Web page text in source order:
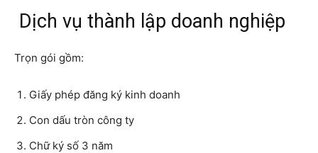
Dịch vụ thành lập doanh nghiệp
Trọn gói gồm:
Giấy phép đăng ký kinh doanh
Con dấu tròn công ty
Chữ ký số 3 năm